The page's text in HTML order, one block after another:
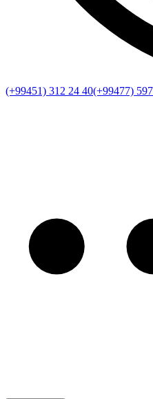
(+99451) 312 24 40(+99477)